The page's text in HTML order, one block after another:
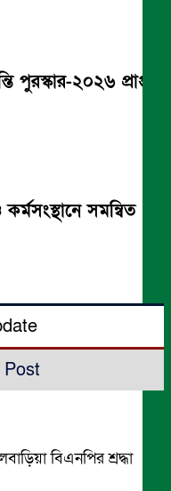
পুরস্কার-২০২৬ প্রাপ্ত
সমন্বিত
Post
বিএনপির শ্রদ্ধা